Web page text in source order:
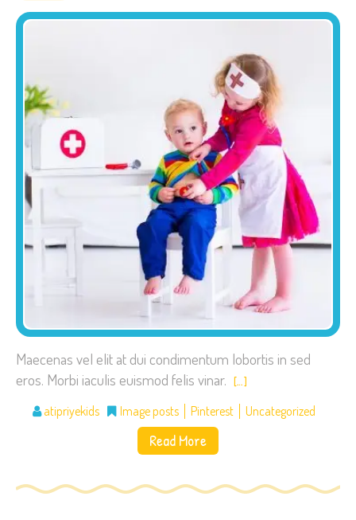
Maecenas vel elit at dui condimentum lobortis in sed
eros. Morbi iaculis euismod felis vinar. […]
atipriyekids Image posts Pinterest Uncategorized
Read More